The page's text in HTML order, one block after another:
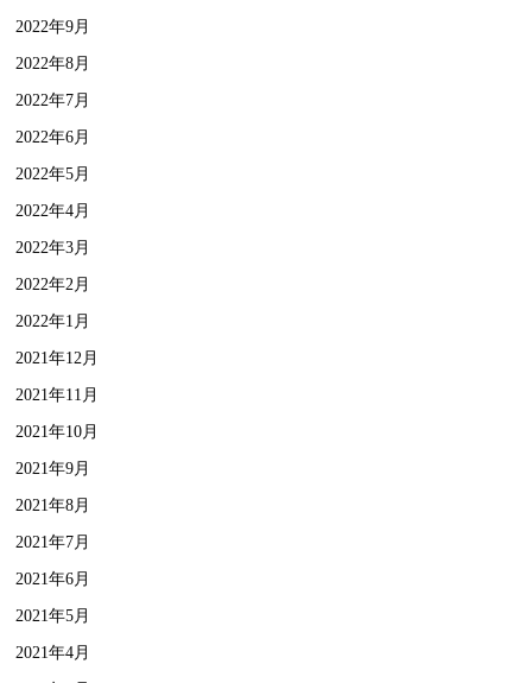
2022年9月
2022年8月
2022年7月
2022年6月
2022年5月
2022年4月
2022年3月
2022年2月
2022年1月
2021年12月
2021年11月
2021年10月
2021年9月
2021年8月
2021年7月
2021年6月
2021年5月
2021年4月